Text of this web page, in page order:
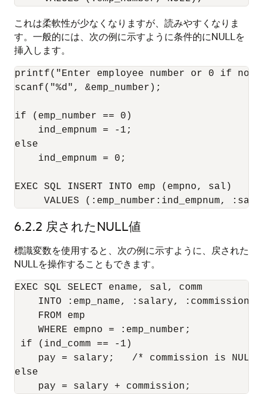
これは柔軟性が少なくなりますが、読みやすくなりま
す。一般的には、次の例に示すように条件的にNULLを
挿入します。
printf("Enter employee number or 0 if
scanf("%d", &emp_number);
if (emp_number == 0)
    ind_empnum = -1;
else
    ind_empnum = 0;
EXEC SQL INSERT INTO emp (empno, sal)
VALUES (:emp_number:ind_empnum,
6.2.2 戻されたNULL値
標識変数を使用すると、次の例に示すように、戻された
NULLを操作することもできます。
EXEC SQL SELECT ename, sal, comm
INTO :emp_name, :salary,
    FROM emp
    WHERE empno = :emp_number;
if (ind_comm == -1)
pay = salary;   /* commission is
else
    pay = salary + commission;